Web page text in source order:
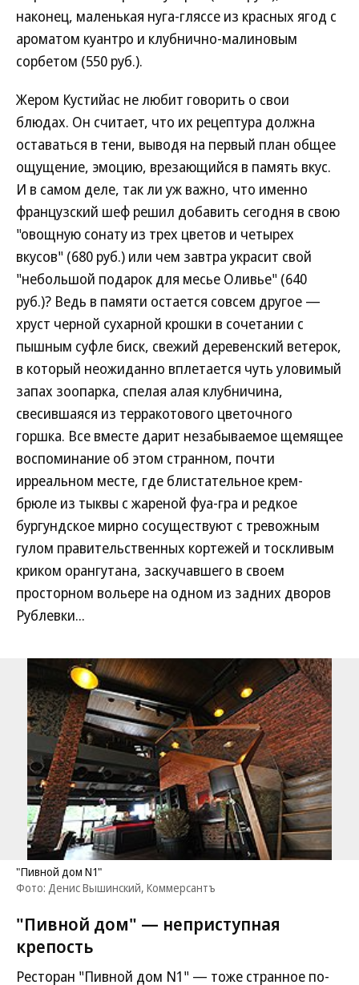
наконец, маленькая нуга-гляссе из красных ягод с
ароматом куантро и клубнично-малиновым
сорбетом (550 руб.).
Жером Кустийас не любит говорить о свои
блюдах. Он считает, что их рецептура должна
оставаться в тени, выводя на первый план общее
ощущение, эмоцию, врезающийся в память вкус.
И в самом деле, так ли уж важно, что именно
французский шеф решил добавить сегодня в свою
"овощную сонату из трех цветов и четырех
вкусов" (680 руб.) или чем завтра украсит свой
"небольшой подарок для месье Оливье" (640
руб.)? Ведь в памяти остается совсем другое —
хруст черной сухарной крошки в сочетании с
пышным суфле биск, свежий деревенский ветерок,
в который неожиданно вплетается чуть уловимый
запах зоопарка, спелая алая клубничина,
свесившаяся из терракотового цветочного
горшка. Все вместе дарит незабываемое щемящее
воспоминание об этом странном, почти
ирреальном месте, где блистательное крем-
брюле из тыквы с жареной фуа-гра и редкое
бургундское мирно сосуществуют с тревожным
гулом правительственных кортежей и тоскливым
криком орангутана, заскучавшего в своем
просторном вольере на одном из задних дворов
Рублевки...
"Пивной дом N1"
Фото: Денис Вышинский, Коммерсантъ
"Пивной дом" — неприступная
крепость
Ресторан "Пивной дом N1" — тоже странное по-